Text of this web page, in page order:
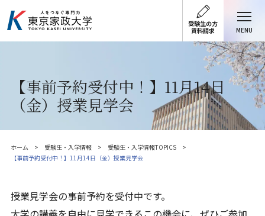
受験生の方
資料請求
MENU
【事前予約受付中！】11月14日
（金）授業見学会
ホーム 受験生・入学情報
受験生・入学情報TOPICS
【事前予約受付中！】11月14日（金）授業見学会
授業見学会の事前予約を受付中です。